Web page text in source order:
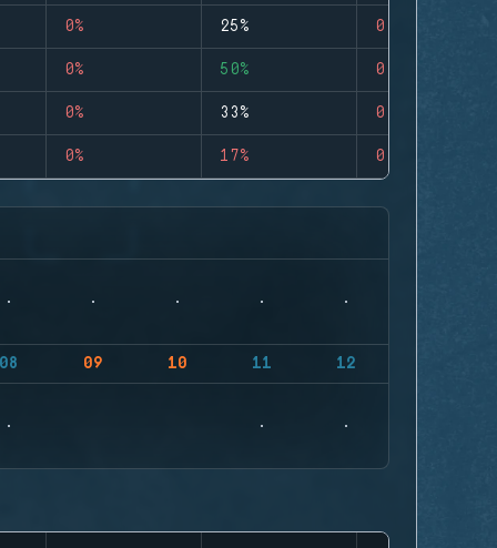
0% 25% 0
0% 50% 0
0% 33% 0
0% 17% 0
08 09 10 11 12